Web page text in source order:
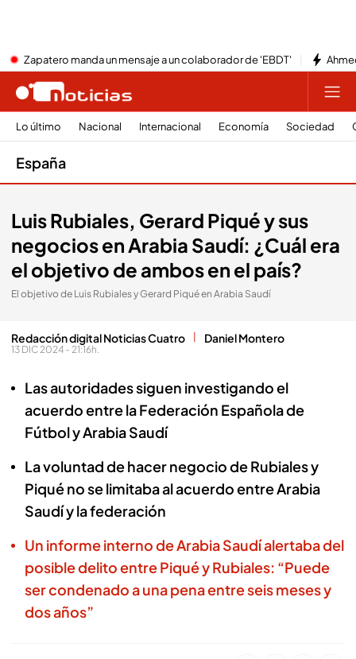
Zapatero manda un mensaje a un colaborador de 'EBDT'
Lo último Nacional Internacional Economía Sociedad
España
Luis Rubiales, Gerard Piqué y sus
negocios en Arabia Saudí: ¿Cuál era
el objetivo de ambos en el país?
El objetivo de Luis Rubiales y Gerard Piqué en Arabia Saudí
Redacción digital Noticias Cuatro Daniel Montero
13 DIC 2024 - 21:16h.
Las autoridades siguen investigando el
acuerdo entre la Federación Española de
Fútbol y Arabia Saudí
La voluntad de hacer negocio de Rubiales y
Piqué no se limitaba al acuerdo entre Arabia
Saudí y la federación
Un informe interno de Arabia Saudí alertaba del
posible delito entre Piqué y Rubiales: “Puede
ser condenado a una pena entre seis meses y
dos años”